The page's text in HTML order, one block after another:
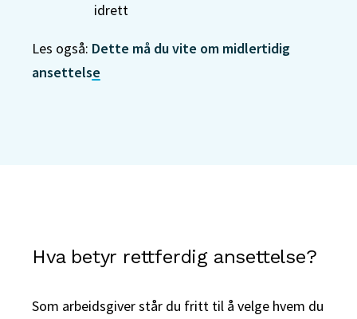
idrett
Les også: Dette må du vite om midlertidig
ansettelse
Hva betyr rettferdig ansettelse?
Som arbeidsgiver står du fritt til å velge hvem du